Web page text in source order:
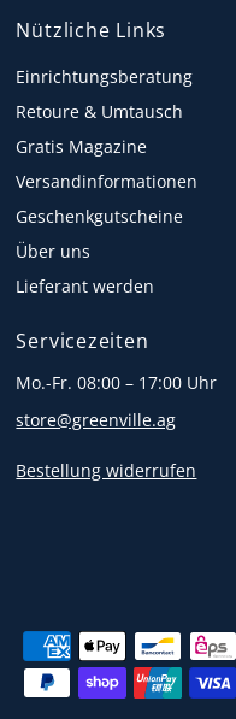
Nützliche Links
Einrichtungsberatung
Retoure & Umtausch
Gratis Magazine
Versandinformationen
Geschenkgutscheine
Über uns
Lieferant werden
Servicezeiten
Mo.-Fr. 08:00 – 17:00 Uhr
store@greenville.ag
Bestellung widerrufen